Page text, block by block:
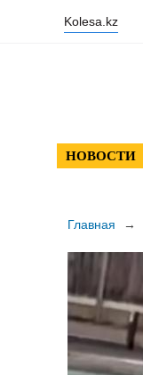
Kolesa.kz
НОВОСТИ
Главная →